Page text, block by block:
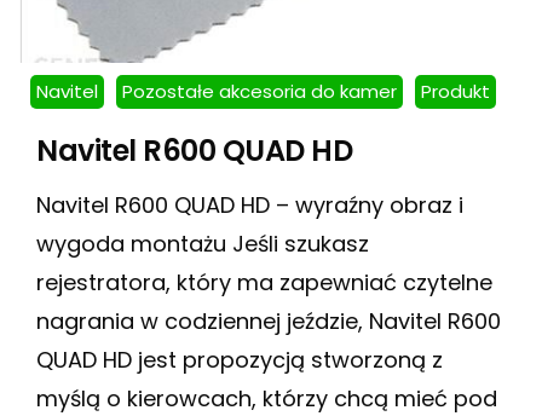
Navitel Pozostałe akcesoria do kamer Produkt
Navitel R600 QUAD HD
Navitel R600 QUAD HD – wyraźny obraz i
wygoda montażu Jeśli szukasz
rejestratora, który ma zapewniać czytelne
nagrania w codziennej jeździe, Navitel R600
QUAD HD jest propozycją stworzoną z
myślą o kierowcach, którzy chcą mieć pod